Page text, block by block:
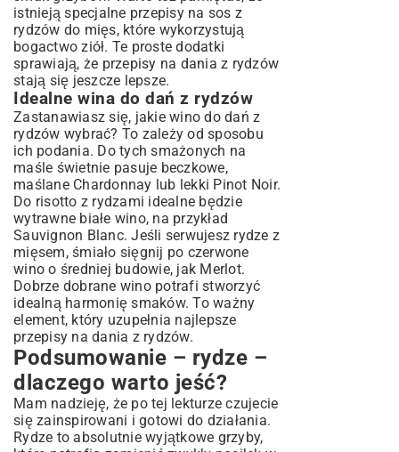
istnieją specjalne przepisy na sos z
rydzów do mięs, które wykorzystują
bogactwo ziół. Te proste dodatki
sprawiają, że przepisy na dania z rydzów
stają się jeszcze lepsze.
Idealne wina do dań z rydzów
Zastanawiasz się, jakie wino do dań z
rydzów wybrać? To zależy od sposobu
ich podania. Do tych smażonych na
maśle świetnie pasuje beczkowe,
maślane Chardonnay lub lekki Pinot Noir.
Do risotto z rydzami idealne będzie
wytrawne białe wino, na przykład
Sauvignon Blanc. Jeśli serwujesz rydze z
mięsem, śmiało sięgnij po czerwone
wino o średniej budowie, jak Merlot.
Dobrze dobrane wino potrafi stworzyć
idealną harmonię smaków. To ważny
element, który uzupełnia najlepsze
przepisy na dania z rydzów.
Podsumowanie – rydze –
dlaczego warto jeść?
Mam nadzieję, że po tej lekturze czujecie
się zainspirowani i gotowi do działania.
Rydze to absolutnie wyjątkowe grzyby,